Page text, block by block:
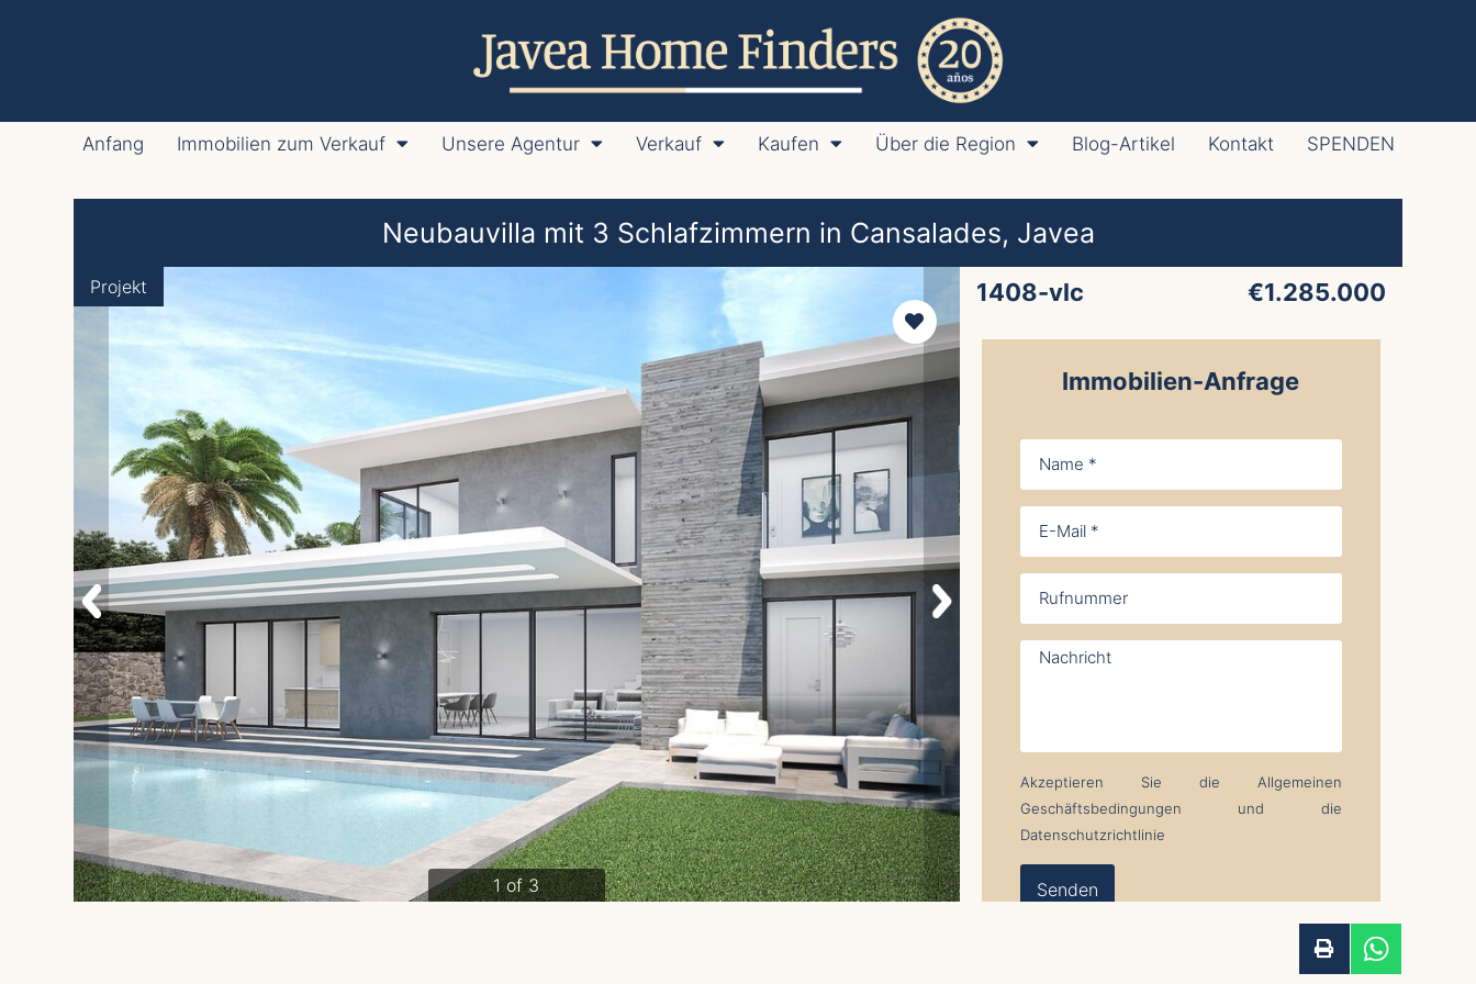
Anfang Immobilien zum Verkauf Unsere Agentur Verkauf Kaufen Über die Region Blog-Artikel Kontakt SPENDEN
Neubauvilla mit 3 Schlafzimmern in Cansalades, Javea
1 of 3
Projekt 1408-vlc €1.285.000
Immobilien-Anfrage
Akzeptieren Sie die Allgemeinen
Geschäftsbedingungen und die
Datenschutzrichtlinie